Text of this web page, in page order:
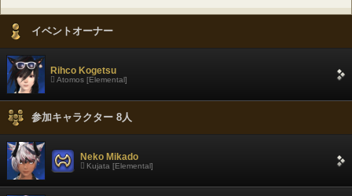
イベントオーナー
Rihco Kogetsu
Atomos [Elemental]
参加キャラクター 8人
Neko Mikado
Kujata [Elemental]